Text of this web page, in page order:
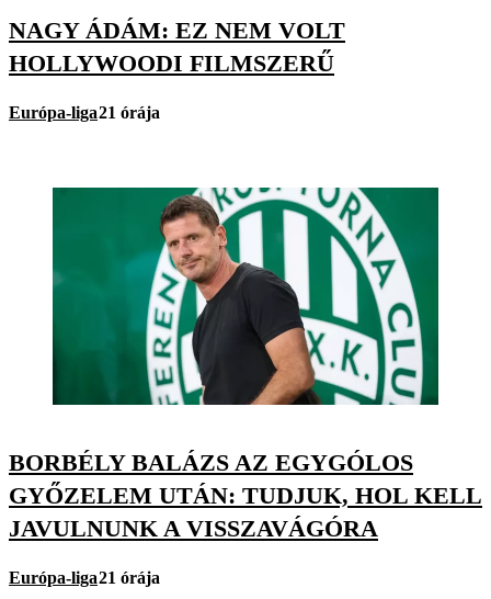
NAGY ÁDÁM: EZ NEM VOLT
HOLLYWOODI FILMSZERŰ
Európa-liga21 órája
BORBÉLY BALÁZS AZ EGYGÓLOS
GYŐZELEM UTÁN: TUDJUK, HOL KELL
JAVULNUNK A VISSZAVÁGÓRA
Európa-liga21 órája